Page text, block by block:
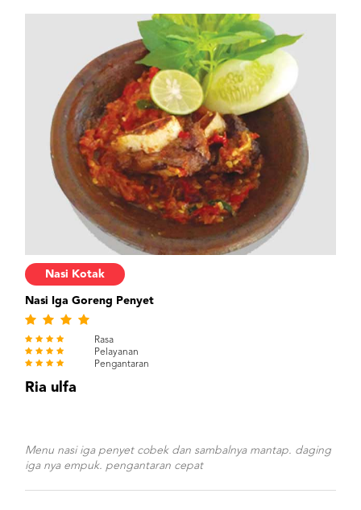
Nasi Kotak
Nasi Iga Goreng Penyet
Rasa
Pelayanan
Pengantaran
Ria ulfa
Menu nasi iga penyet cobek dan sambalnya mantap. daging
iga nya empuk. pengantaran cepat